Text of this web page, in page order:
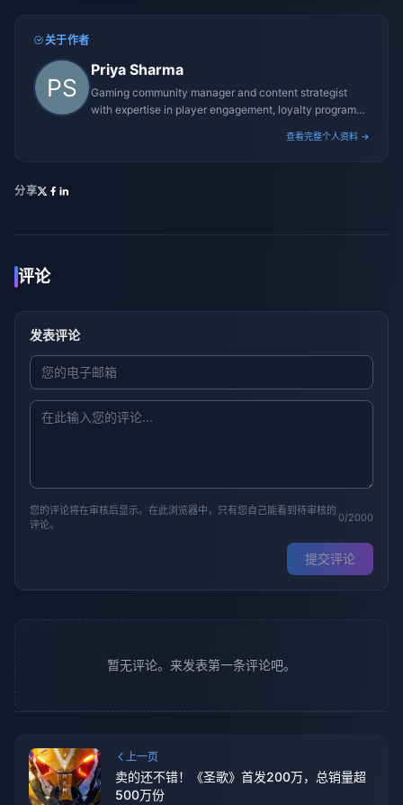
关于作者
Priya Sharma
Gaming community manager and content strategist
with expertise in player engagement, loyalty programs,
查看完整个人资料 →
分享
评论
发表评论
您的评论将在审核后显示。在此浏览器中，只有您自己能看到待审核的
评论。
0/2000
提交评论
暂无评论。来发表第一条评论吧。
上一页
卖的还不错！《圣歌》首发200万，总销量超
500万份